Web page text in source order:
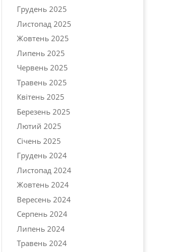
Грудень 2025
Листопад 2025
Жовтень 2025
Липень 2025
Червень 2025
Травень 2025
Квітень 2025
Березень 2025
Лютий 2025
Січень 2025
Грудень 2024
Листопад 2024
Жовтень 2024
Вересень 2024
Серпень 2024
Липень 2024
Травень 2024